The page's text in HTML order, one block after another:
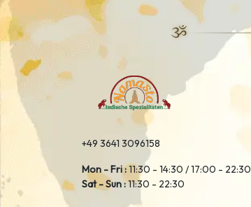
+49 3641 3096158
Mon - Fri :11:30 - 14:30 / 17:00 - 22:30
Sat - Sun :11:30 - 22:30